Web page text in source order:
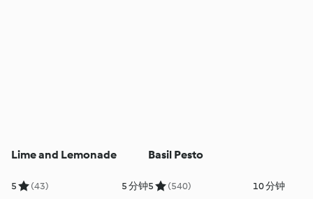
Lime and Lemonade
5 (43) 5 分钟
Basil Pesto
5 (540) 10 分钟